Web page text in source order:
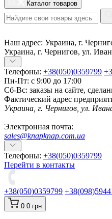
Каталог товаров
Наш адрес: Украина, г.
Украина, г. Чернигов, ул.
Телефоны: +38(050)0359799
Пн-Пт: с 9:00 до 17:00
Сб-Вс: заказы на сайте,
Фактический адрес
Украина, г. Чернигов, ул.
Электронная почта:
sales@knapknap.com.ua
Телефоны: +38(050)0359799
Перейти в контакты
+38(050)0359799
0 0 грн